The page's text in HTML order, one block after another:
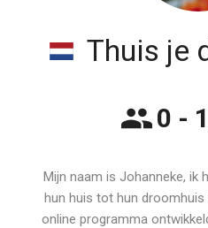
Thuis je
0 -
Mijn naam is Johanneke, ik
hun huis tot hun droomhuis
online programma